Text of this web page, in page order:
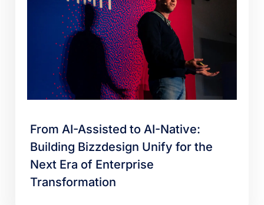
From AI-Assisted to AI-Native:
Building Bizzdesign Unify for the
Next Era of Enterprise
Transformation